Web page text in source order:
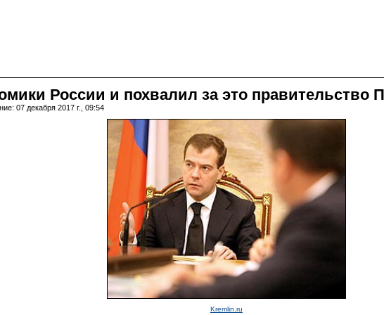
России и похвалил за это правительство
07 декабря 2017 г., 09:54
Kremlin.ru